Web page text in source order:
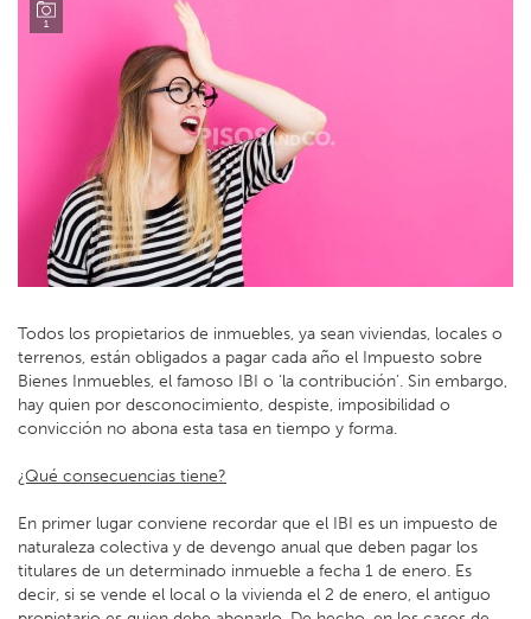
1
Todos los propietarios de inmuebles, ya sean viviendas, locales o
terrenos, están obligados a pagar cada año el Impuesto sobre
Bienes Inmuebles, el famoso IBI o ‘la contribución’. Sin embargo,
hay quien por desconocimiento, despiste, imposibilidad o
convicción no abona esta tasa en tiempo y forma.
¿Qué consecuencias tiene?
En primer lugar conviene recordar que el IBI es un impuesto de
naturaleza colectiva y de devengo anual que deben pagar los
titulares de un determinado inmueble a fecha 1 de enero. Es
decir, si se vende el local o la vivienda el 2 de enero, el antiguo